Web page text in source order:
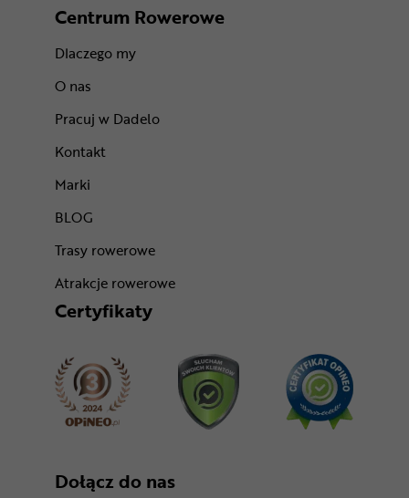
Centrum Rowerowe
Dlaczego my
O nas
Pracuj w Dadelo
Kontakt
Marki
BLOG
Trasy rowerowe
Atrakcje rowerowe
Certyfikaty
Dołącz do nas